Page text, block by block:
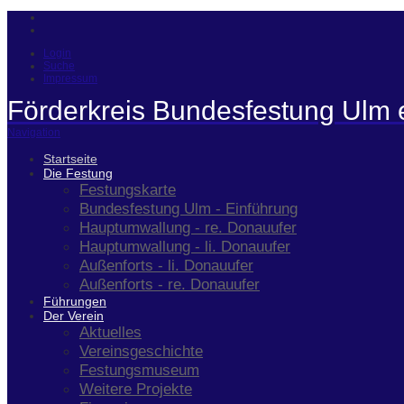
Login
Suche
Impressum
Förderkreis Bundesfestung Ulm
Navigation
Startseite
Die Festung
Festungskarte
Bundesfestung Ulm - Einführung
Hauptumwallung - re. Donauufer
Hauptumwallung - li. Donauufer
Außenforts - li. Donauufer
Außenforts - re. Donauufer
Führungen
Der Verein
Aktuelles
Vereinsgeschichte
Festungsmuseum
Weitere Projekte